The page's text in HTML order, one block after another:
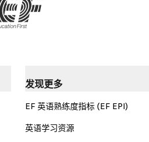
发现更多
EF 英语熟练度指标 (EF EPI)
英语学习资源